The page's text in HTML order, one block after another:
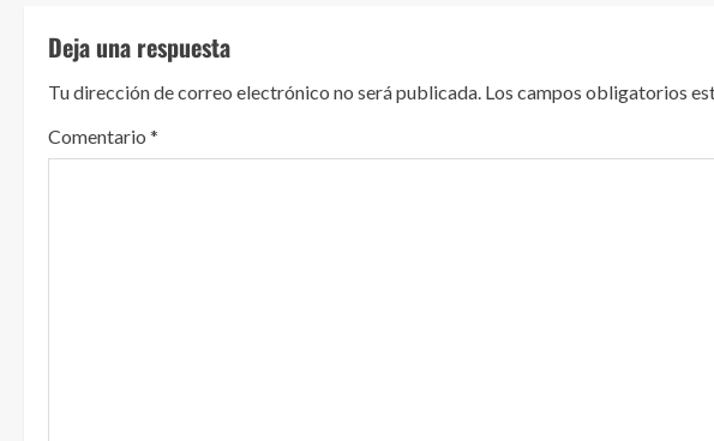
e
l
e
Deja una respuesta
Tu dirección de correo electrónico no será publicada. Los campos obligatorios
Comentario *